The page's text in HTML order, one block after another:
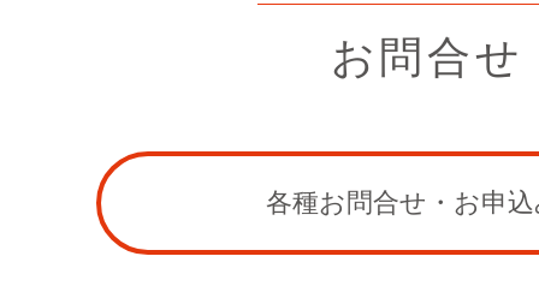
お問合せ
各種お問合せ・お申